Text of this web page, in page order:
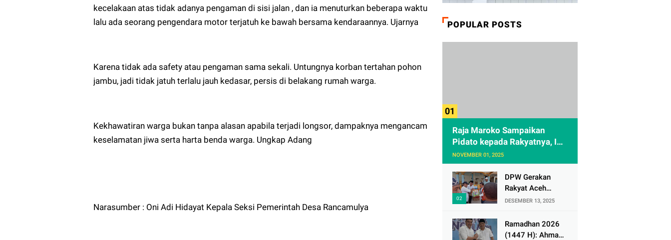
kecelakaan atas tidak adanya pengaman di sisi jalan , dan ia menuturkan beberapa waktu
lalu ada seorang pengendara motor terjatuh ke bawah bersama kendaraannya. Ujarnya
Karena tidak ada safety atau pengaman sama sekali. Untungnya korban tertahan pohon
jambu, jadi tidak jatuh terlalu jauh kedasar, persis di belakang rumah warga.
Kekhawatiran warga bukan tanpa alasan apabila terjadi longsor, dampaknya mengancam
keselamatan jiwa serta harta benda warga. Ungkap Adang
Narasumber : Oni Adi Hidayat Kepala Seksi Pemerintah Desa Rancamulya
POPULAR POSTS
Raja Maroko Sampaikan
Pidato kepada Rakyatnya, Ini
Teks Lengkapnya
NOVEMBER 01, 2025
DPW Gerakan
Rakyat Aceh
Salurkan Bantuan
Desa Korban
Banjir di Pidie
DESEMBER 13, 2025
Ramadhan 2026
(1447 H): Ahmad